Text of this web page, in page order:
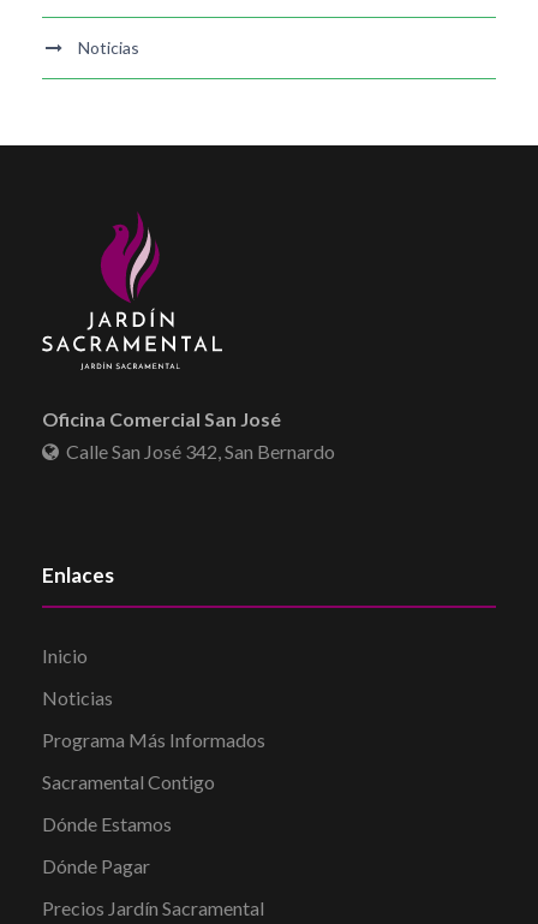
Noticias
Oficina Comercial San José
Calle San José 342, San Bernardo
Enlaces
Inicio
Noticias
Programa Más Informados
Sacramental Contigo
Dónde Estamos
Dónde Pagar
Precios Jardín Sacramental